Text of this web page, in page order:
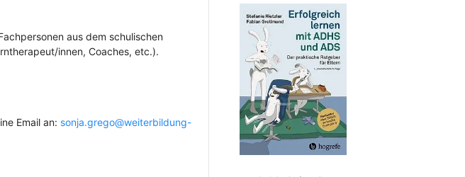
aus dem schulischen
innen, Coaches, etc.).
Email an: sonja.grego@weiterbildung-